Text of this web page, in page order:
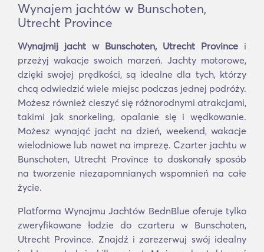
Wynajem jachtów w Bunschoten,
Utrecht Province
Wynajmij jacht w Bunschoten, Utrecht Province i
przeżyj wakacje swoich marzeń. Jachty motorowe,
dzięki swojej prędkości, są idealne dla tych, którzy
chcą odwiedzić wiele miejsc podczas jednej podróży.
Możesz również cieszyć się różnorodnymi atrakcjami,
takimi jak snorkeling, opalanie się i wędkowanie.
Możesz wynająć jacht na dzień, weekend, wakacje
wielodniowe lub nawet na imprezę. Czarter jachtu w
Bunschoten, Utrecht Province to doskonały sposób
na tworzenie niezapomnianych wspomnień na całe
życie.
Platforma Wynajmu Jachtów BednBlue oferuje tylko
zweryfikowane łodzie do czarteru w Bunschoten,
Utrecht Province. Znajdź i zarezerwuj swój idealny